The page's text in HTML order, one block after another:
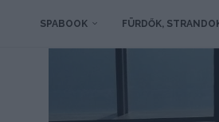
SPABOOK FÜRDŐK,